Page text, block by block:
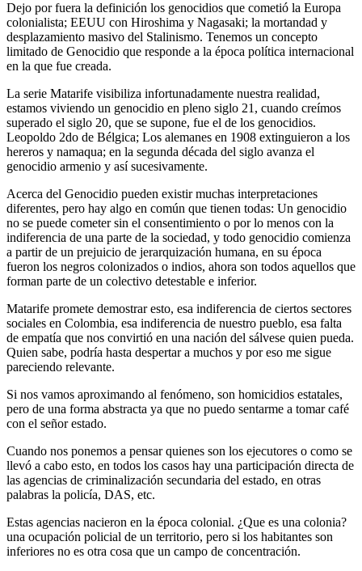
Dejo por fuera la definición los genocidios que cometió la Europa
colonialista; EEUU con Hiroshima y Nagasaki; la mortandad y
desplazamiento masivo del Stalinismo. Tenemos un concepto
limitado de Genocidio que responde a la época política internacional
en la que fue creada.
La serie Matarife visibiliza infortunadamente nuestra realidad,
estamos viviendo un genocidio en pleno siglo 21, cuando creímos
superado el siglo 20, que se supone, fue el de los genocidios.
Leopoldo 2do de Bélgica; Los alemanes en 1908 extinguieron a los
hereros y namaqua; en la segunda década del siglo avanza el
genocidio armenio y así sucesivamente.
Acerca del Genocidio pueden existir muchas interpretaciones
diferentes, pero hay algo en común que tienen todas: Un genocidio
no se puede cometer sin el consentimiento o por lo menos con la
indiferencia de una parte de la sociedad, y todo genocidio comienza
a partir de un prejuicio de jerarquización humana, en su época
fueron los negros colonizados o indios, ahora son todos aquellos que
forman parte de un colectivo detestable e inferior.
Matarife promete demostrar esto, esa indiferencia de ciertos sectores
sociales en Colombia, esa indiferencia de nuestro pueblo, esa falta
de empatía que nos convirtió en una nación del sálvese quien pueda.
Quien sabe, podría hasta despertar a muchos y por eso me sigue
pareciendo relevante.
Si nos vamos aproximando al fenómeno, son homicidios estatales,
pero de una forma abstracta ya que no puedo sentarme a tomar café
con el señor estado.
Cuando nos ponemos a pensar quienes son los ejecutores o como se
llevó a cabo esto, en todos los casos hay una participación directa de
las agencias de criminalización secundaria del estado, en otras
palabras la policía, DAS, etc.
Estas agencias nacieron en la época colonial. ¿Que es una colonia?
una ocupación policial de un territorio, pero si los habitantes son
inferiores no es otra cosa que un campo de concentración.